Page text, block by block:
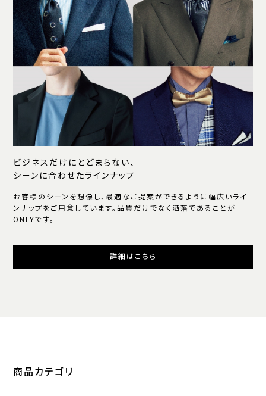
ビジネスだけにとどまらない、
シーンに合わせたラインナップ
お客様のシーンを想像し、最適なご提案ができるように幅広いライ
ンナップをご用意しています。品質だけでなく洒落であることが
ONLYです。
詳細はこちら
商品カテゴリ